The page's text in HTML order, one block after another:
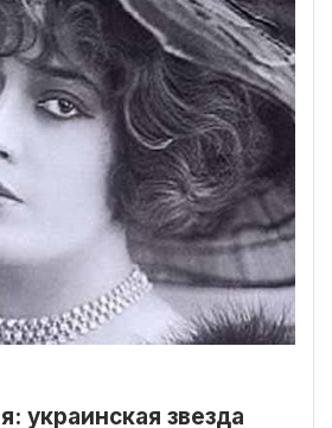
украинская звезда